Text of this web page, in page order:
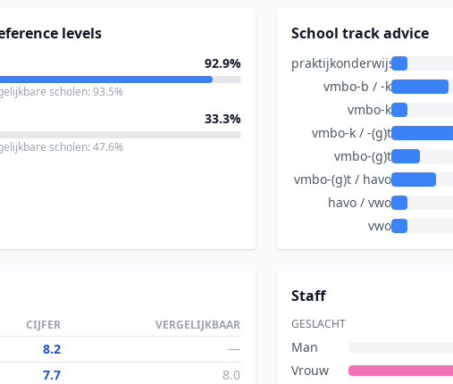
levels
92.9%
scholen: 93.5%
33.3%
scholen: 47.6%
School track advice
praktijkonderwijs
vmbo-b / -k
vmbo-k
vmbo-k / -(g)t
vmbo-(g)t
vmbo-(g)t / havo
havo / vwo
vwo
CIJFER VERGELIJKBAAR
8.2
—
7.7 8.0
Staff
GESLACHT
Man
Vrouw